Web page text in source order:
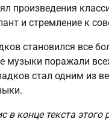
произведения
и стремление к
становился все
музыки поражали
стал одним из
в конце текста этого